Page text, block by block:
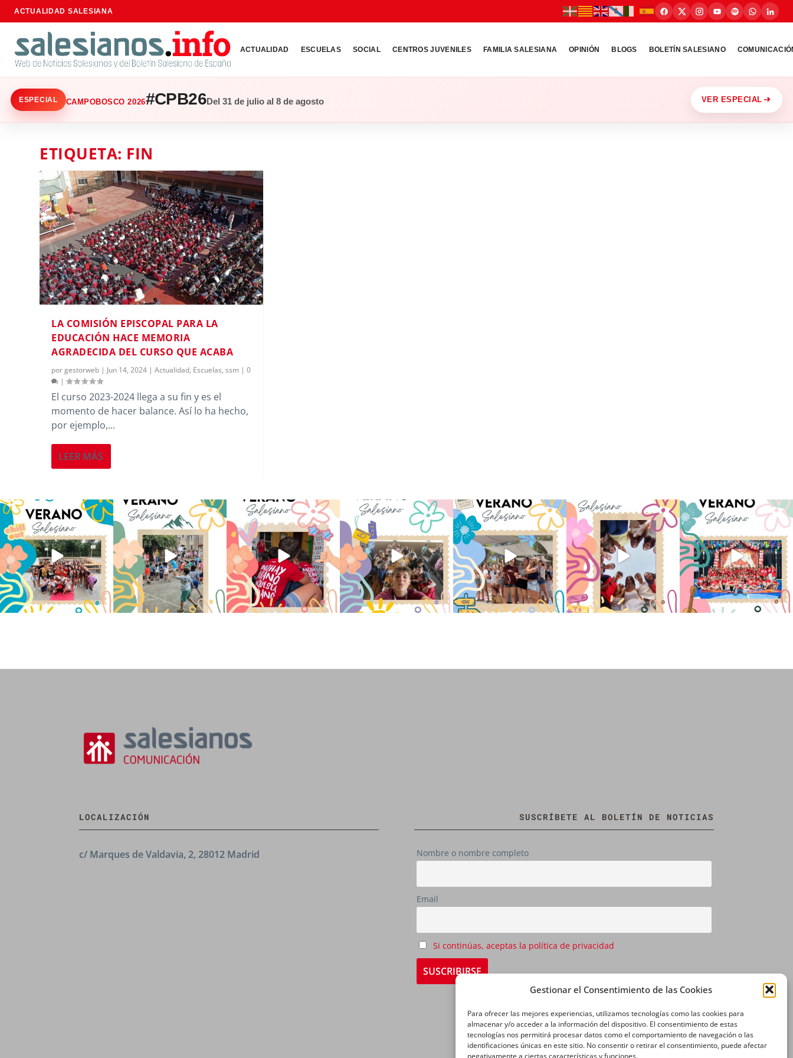
Gestionar el Consentimiento de las Cookies
Para ofrecer las mejores experiencias, utilizamos tecnologías como las cookies para
almacenar y/o acceder a la información del dispositivo. El consentimiento de estas
tecnologías nos permitirá procesar datos como el comportamiento de navegación o las
identificaciones únicas en este sitio. No consentir o retirar el consentimiento, puede afectar
negativamente a ciertas características y funciones.
ACTUALIDAD SALESIANA
ACTUALIDAD ESCUELAS SOCIAL CENTROS JUVENILES FAMILIA SALESIANA OPINIÓN BLOGS BOLETÍN SALESIANO
ESPECIAL CAMPOBOSCO 2026#CPB26Del 31 de julio al 8 de agosto VER ESPECIAL
ETIQUETA: FIN
LA COMISIÓN EPISCOPAL PARA LA
EDUCACIÓN HACE MEMORIA
AGRADECIDA DEL CURSO QUE ACABA
porgestorweb | Jun 14, 2024 |Actualidad, Escuelas,ssm |0
|
El curso 2023-2024 llega a su fin y es el
momento de hacer balance. Así lo ha hecho,
por ejemplo,...
LEER MÁS
Los alumnos de 6º de Primaria, 1º
y 2º de la ESO...
145 2
La diversión y la alegría también
se han sentido
95 0
No hay verano sin que sea
Salesiano ❤️💫 en Luz 4...
194 0
viviendo la alegría en el
campamento Caravio...
92 2
Que bonito todo lo que han vivido
en el campamento...
252 2
Superestrella!! 🌟 La música
invade el Campamento ...
6 0
La Orotava ha disfrutado a lo
grande de su
66 1
LOCALIZACIÓN
c/ Marques de Valdavia, 2, 28012 Madrid
SUSCRÍBETE AL BOLETÍN DE NOTICIAS
Nombre o nombre completo
Email
Si continúas, aceptas la política de privacidad